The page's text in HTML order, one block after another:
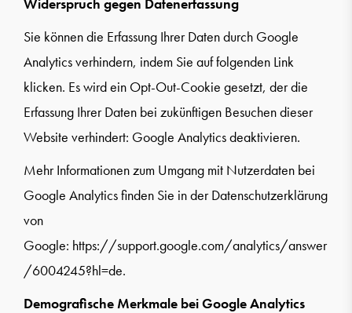
Sie können die Erfassung Ihrer Daten durch Google
Analytics verhindern, indem Sie auf folgenden Link
klicken. Es wird ein Opt-Out-Cookie gesetzt, der die
Erfassung Ihrer Daten bei zukünftigen Besuchen dieser
Website verhindert: Google Analytics deaktivieren.
Mehr Informationen zum Umgang mit Nutzerdaten bei
Google Analytics finden Sie in der Datenschutzerklärung
von
Google: https://support.google.com/analytics/answer
/6004245?hl=de.
Demografische Merkmale bei Google Analytics